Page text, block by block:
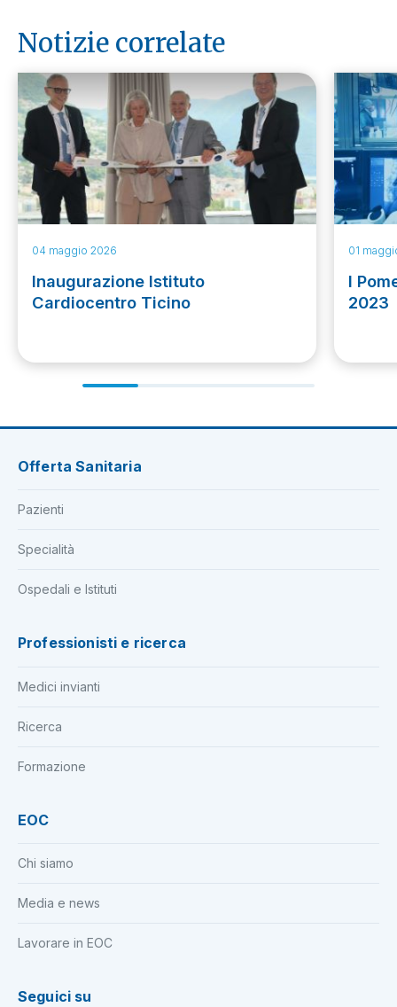
Notizie correlate
04 maggio 2026
Inaugurazione Istituto
Cardiocentro Ticino
01
I
2023
Offerta Sanitaria
Pazienti
Specialità
Ospedali e Istituti
Professionisti e ricerca
Medici invianti
Ricerca
Formazione
EOC
Chi siamo
Media e news
Lavorare in EOC
Seguici su